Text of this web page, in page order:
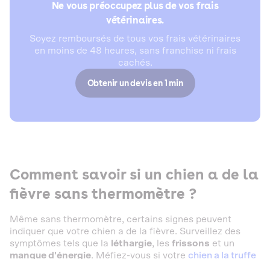
Ne vous préoccupez plus de vos frais
vétérinaires.
Soyez remboursés de tous vos frais vétérinaires
en moins de 48 heures, sans franchise ni frais
cachés.
Obtenir un devis en 1 min
Comment savoir si un chien a de la
fièvre sans thermomètre ?
Même sans thermomètre, certains signes peuvent
indiquer que votre chien a de la fièvre. Surveillez des
symptômes tels que la léthargie, les frissons et un
manque d'énergie. Méfiez-vous si votre chien a la truffe